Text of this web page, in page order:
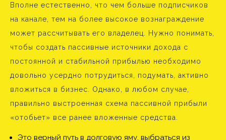
Вполне естественно, что чем больше подписчиков
на канале, тем на более высокое вознаграждение
может рассчитывать его владелец. Нужно понимать,
чтобы создать пассивные источники дохода с
постоянной и стабильной прибылью необходимо
довольно усердно потрудиться, подумать, активно
вложиться в бизнес. Однако, в любом случае,
правильно выстроенная схема пассивной прибыли
«отобьет» все ранее вложенные средства.
Это верный путь в долговую яму, выбраться из